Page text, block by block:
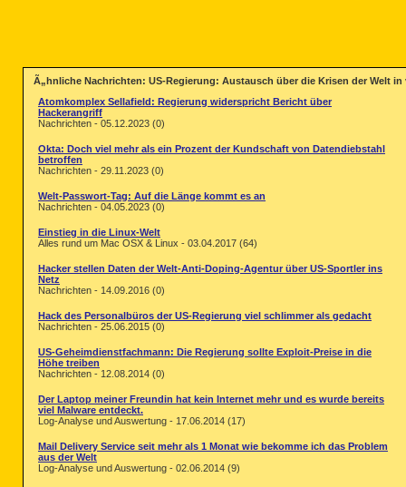
Ã„hnliche Nachrichten: US-Regierung: Austausch über die Krisen der Welt
Atomkomplex Sellafield: Regierung widerspricht Bericht über
Hackerangriff
Nachrichten - 05.12.2023 (0)
Okta: Doch viel mehr als ein Prozent der Kundschaft von Datendiebstahl
betroffen
Nachrichten - 29.11.2023 (0)
Welt-Passwort-Tag: Auf die Länge kommt es an
Nachrichten - 04.05.2023 (0)
Einstieg in die Linux-Welt
Alles rund um Mac OSX & Linux - 03.04.2017 (64)
Hacker stellen Daten der Welt-Anti-Doping-Agentur über US-Sportler ins
Netz
Nachrichten - 14.09.2016 (0)
Hack des Personalbüros der US-Regierung viel schlimmer als gedacht
Nachrichten - 25.06.2015 (0)
US-Geheimdienstfachmann: Die Regierung sollte Exploit-Preise in die
Höhe treiben
Nachrichten - 12.08.2014 (0)
Der Laptop meiner Freundin hat kein Internet mehr und es wurde bereits
viel Malware entdeckt.
Log-Analyse und Auswertung - 17.06.2014 (17)
Mail Delivery Service seit mehr als 1 Monat wie bekomme ich das Problem
aus der Welt
Log-Analyse und Auswertung - 02.06.2014 (9)